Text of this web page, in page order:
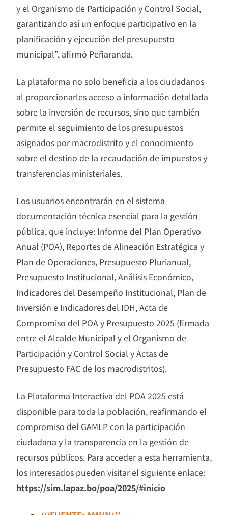
y el Organismo de Participación y Control Social,
garantizando así un enfoque participativo en la
planificación y ejecución del presupuesto
municipal”, afirmó Peñaranda.
La plataforma no solo beneficia a los ciudadanos
al proporcionarles acceso a información detallada
sobre la inversión de recursos, sino que también
permite el seguimiento de los presupuestos
asignados por macrodistrito y el conocimiento
sobre el destino de la recaudación de impuestos y
transferencias ministeriales.
Los usuarios encontrarán en el sistema
documentación técnica esencial para la gestión
pública, que incluye: Informe del Plan Operativo
Anual (POA), Reportes de Alineación Estratégica y
Plan de Operaciones, Presupuesto Plurianual,
Presupuesto Institucional, Análisis Económico,
Indicadores del Desempeño Institucional, Plan de
Inversión e Indicadores del IDH, Acta de
Compromiso del POA y Presupuesto 2025 (firmada
entre el Alcalde Municipal y el Organismo de
Participación y Control Social y Actas de
Presupuesto FAC de los macrodistritos).
La Plataforma Interactiva del POA 2025 está
disponible para toda la población, reafirmando el
compromiso del GAMLP con la participación
ciudadana y la transparencia en la gestión de
recursos públicos. Para acceder a esta herramienta,
los interesados pueden visitar el siguiente enlace:
https://sim.lapaz.bo/poa/2025/#inicio